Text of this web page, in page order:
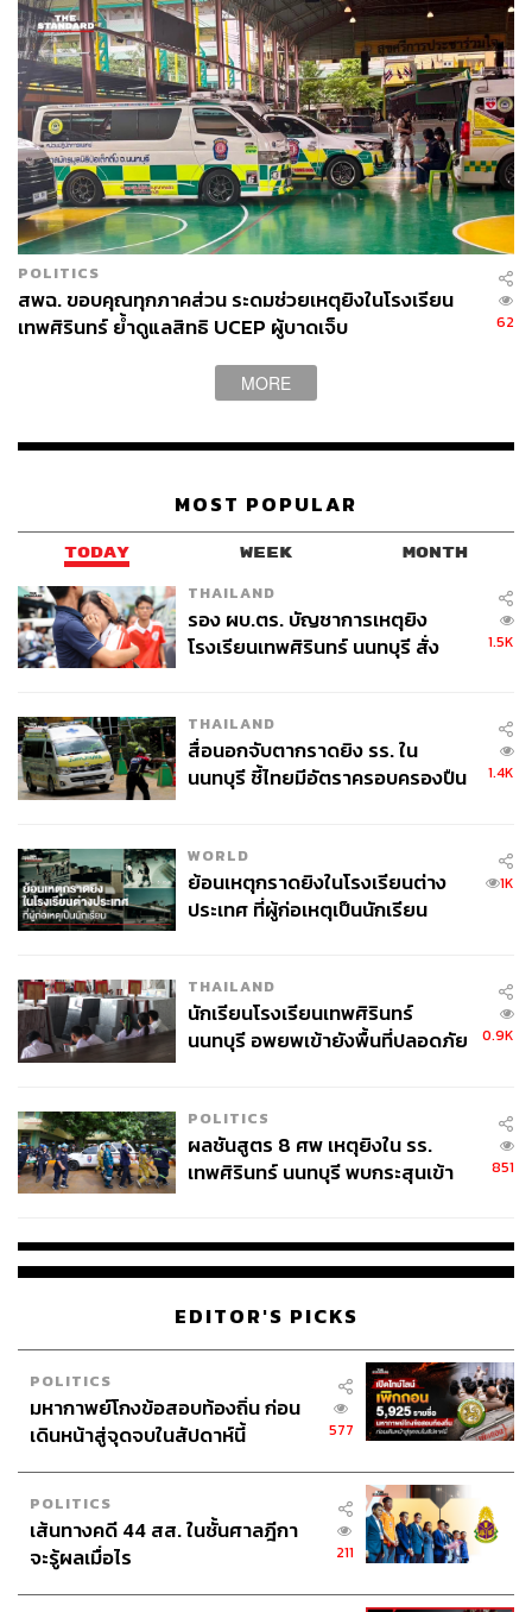
POLITICS
สพฉ. ขอบคุณทุกภาคส่วน ระดมช่วยเหตุยิงในโรงเรียน
เทพศิรินทร์ ย้ำดูแลสิทธิ UCEP ผู้บาดเจ็บ
62
MORE
MOST POPULAR
TODAY WEEK MONTH
THAILAND
รอง ผบ.ตร. บัญชาการเหตุยิง
โรงเรียนเทพศิรินทร์ นนทบุรี สั่ง
1.5K
THAILAND
สื่อนอกจับตากราดยิง รร. ใน
นนทบุรี ชี้ไทยมีอัตราครอบครองปืน
1.4K
WORLD
ย้อนเหตุกราดยิงในโรงเรียนต่าง
ประเทศ ที่ผู้ก่อเหตุเป็นนักเรียน
1K
THAILAND
นักเรียนโรงเรียนเทพศิรินทร์
นนทบุรี อพยพเข้ายังพื้นที่ปลอดภัย
0.9K
POLITICS
ผลชันสูตร 8 ศพ เหตุยิงใน รร.
เทพศิรินทร์ นนทบุรี พบกระสุนเข้า
851
EDITOR'S PICKS
POLITICS
มหากาพย์โกงข้อสอบท้องถิ่น ก่อน
เดินหน้าสู่จุดจบในสัปดาห์นี้
577
POLITICS
เส้นทางคดี 44 สส. ในชั้นศาลฎีกา
จะรู้ผลเมื่อไร
211